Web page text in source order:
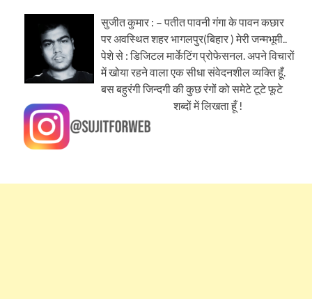
सुजीत कुमार : – पतीत पावनी गंगा के पावन कछार
पर अवस्थित शहर भागलपुर(बिहार ) मेरी जन्मभूमी..
पेशे से : डिजिटल मार्केटिंग प्रोफेसनल. अपने विचारों
में खोया रहने वाला एक सीधा संवेदनशील व्यक्ति हूँ.
बस बहुरंगी जिन्दगी की कुछ रंगों को समेटे टूटे फूटे
शब्दों में लिखता हूँ !